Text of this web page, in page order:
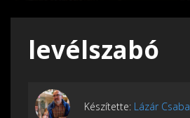
levélszabó
Készítette: Lázár Csaba